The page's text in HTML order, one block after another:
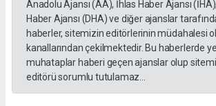
Anadolu Ajansı (AA), İhlas Haber Ajansı
Haber Ajansı (DHA) ve diğer ajanslar
haberler, sitemizin editörlerinin müdahalesi
kanallarından çekilmektedir. Bu haberlerde
muhataplar haberi geçen ajanslar olup
editörü sorumlu tutulamaz...